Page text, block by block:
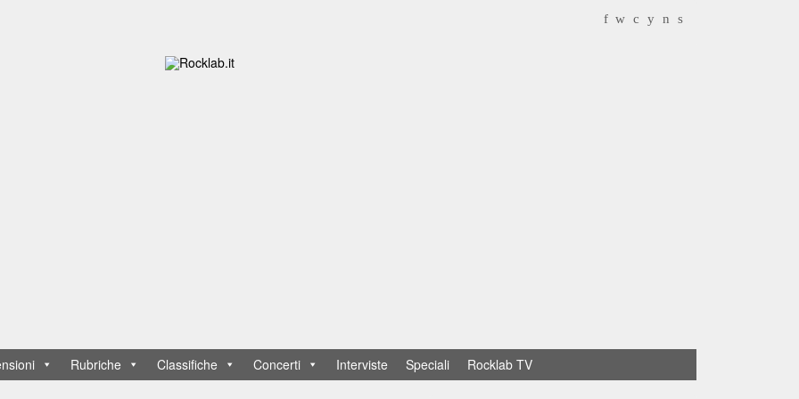
f w c y n s
Rubriche Classifiche Concerti Interviste Speciali Rocklab TV